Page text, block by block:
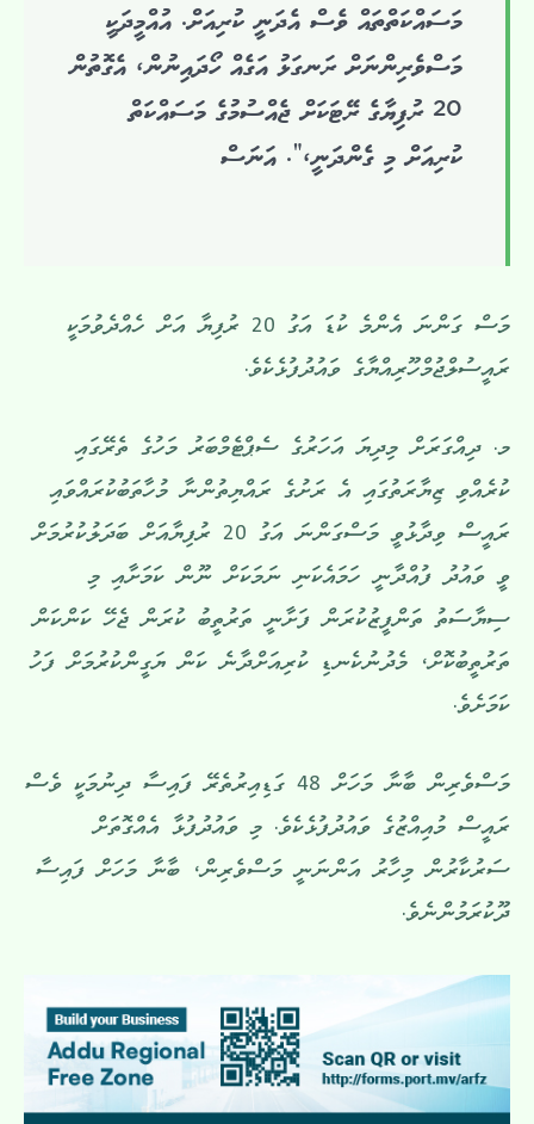
މަސައްކަތްތައް ވެސް އެދަނީ ކުރިއަށް. އުއްމީދަކީ
މަސްވެރިންނަށް ރަނގަޅު އަގެއް ހޯދައިނުން، އެގޮތުން
20 ރުފިޔާގެ ރޭޓަކަށް ޖެއްސުމުގެ މަސައްކަތް
ކުރިއަށް މި ގެންދަނީ،”. އަނަސް
މަސް ގަންނަ އެންމެ ކުޑަ އަގު 20 ރުފިޔާ އަށް ހެއްދެވުމަކީ
ރައީސުލްޖުމްހޫރިއްޔާގެ ވައުދުފުޅެކެވެ.
މ. ދިއްގަރަށް މިދިޔަ އަހަރުގެ ސެޕްޓެމްބަރު މަހުގެ ތެރޭގައި
ކުރެއްވި ޒިޔާރަތުގައި އެ ރަށުގެ ރައްޔިތުންނާ މުހާތަބުކުރައްވައި
ރައީސް ވިދާޅުވީ މަސްގަންނަ އަގު 20 ރުފިޔާއަށް ބަދަލުކުރުމަށް
ވީ ވައުދު ފުއްދާނީ ހަމައެކަނި ނަމަކަށް ނޫން ކަމަށާއި މި
ސިޔާސަތު ތަންފީޒުކުރަން ފަށާނީ ތަރުތީބު ކުރަން ޖެހޭ ކަންކަން
ތަރުތީބުކޮށް، މެދުނުކެނޑި ކުރިއަށްދާނެ ކަން ޔަގީންކުރުމަށް ފަހު
ކަމަށެވެ.
މަސްވެރިން ބާނާ މަހަށް 48 ގަޑިއިރުތެރޭ ފައިސާ ދިނުމަކީ ވެސް
ރައީސް މުއިއްޒުގެ ވައުދުފުޅެކެވެ. މި ވައުދުފުޅާ އެއްގޮތަށް
ސަރުކާރުން މިހާރު އަންނަނީ މަސްވެރިން، ބާނާ މަހަށް ފައިސާ
ދޫކުރަމުންނެވެ.